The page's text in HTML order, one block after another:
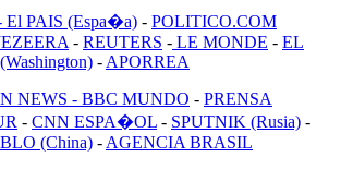
El PAIS (Espa�a) - POLITICO.COM
- REUTERS - LE MONDE - EL
- APORREA
NEWS - BBC MUNDO - PRENSA
- CNN ESPA�OL - SPUTNIK (Rusia) -
(China) - AGENCIA BRASIL